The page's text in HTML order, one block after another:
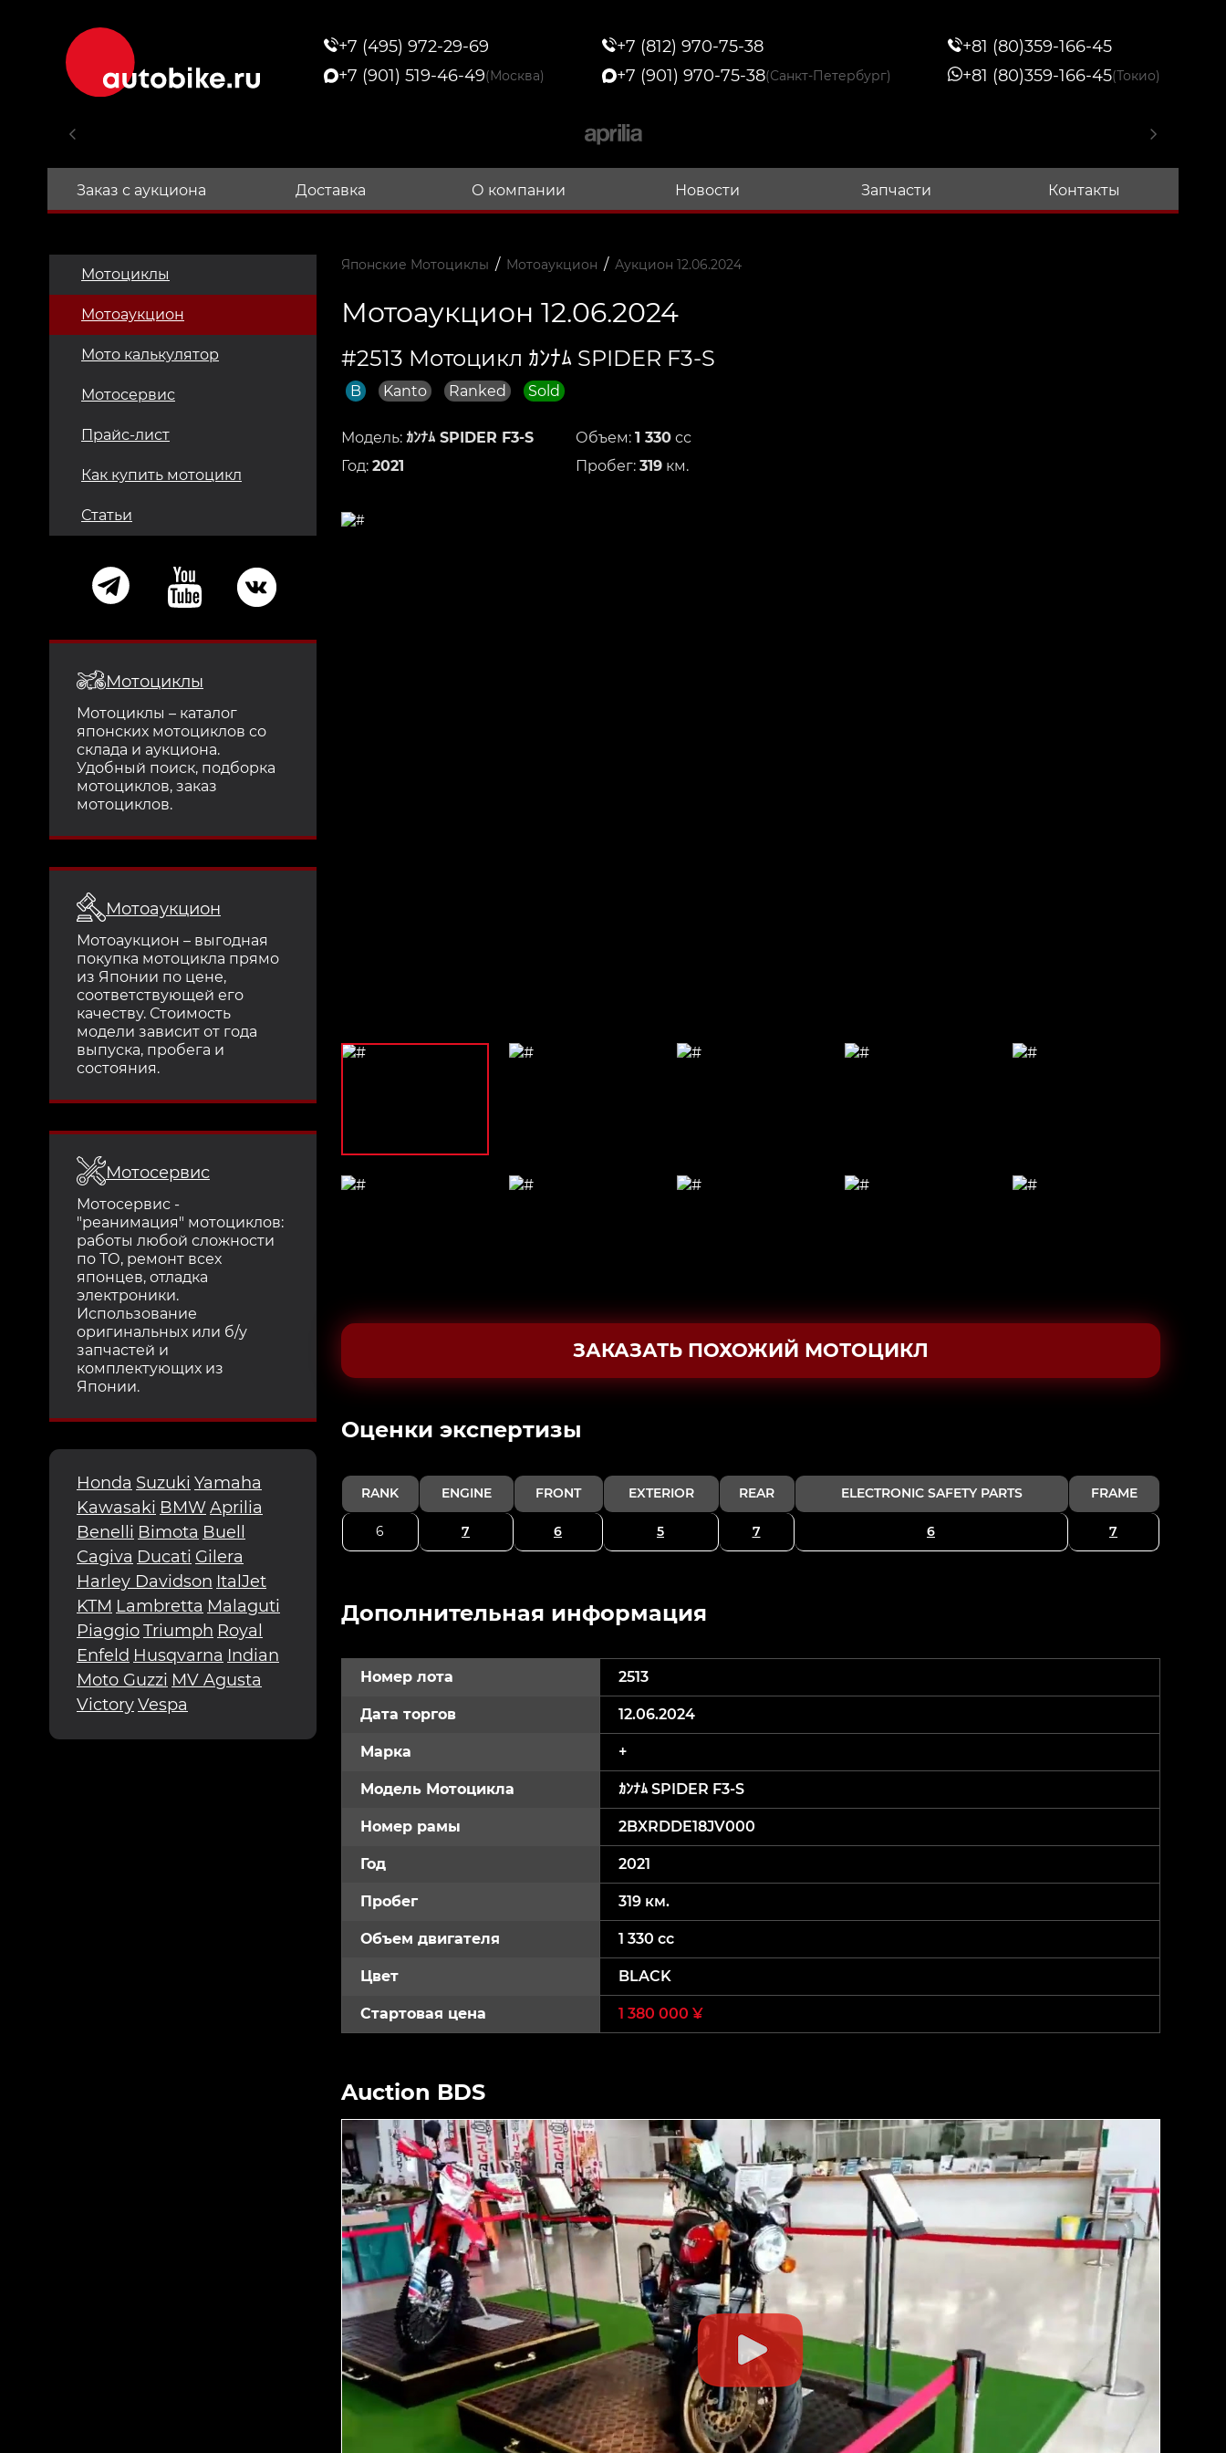
+7 (495) 972-29-69
+7 (901) 519-46-49(Москва)
+7 (812) 970-75-38
+7 (901) 970-75-38(Санкт-Петербург)
+81 (80)359-166-45
+81 (80)359-166-45(Токио)
Заказ с аукциона Доставка О компании Новости Запчасти Контакты
Мотоциклы
Мотоаукцион
Мото калькулятор
Мотосервис
Прайс-лист
Как купить мотоцикл
Статьи
Мотоциклы
Мотоциклы – каталог
японских мотоциклов со
склада и аукциона.
Удобный поиск, подборка
мотоциклов, заказ
мотоциклов.
Мотоаукцион
Мотоаукцион – выгодная
покупка мотоцикла прямо
из Японии по цене,
соответствующей его
качеству. Стоимость
модели зависит от года
выпуска, пробега и
состояния.
Мотосервис
Мотосервис -
"реанимация" мотоциклов:
работы любой сложности
по ТО, ремонт всех
японцев, отладка
электроники.
Использование
оригинальных или б/у
запчастей и
комплектующих из
Японии.
Honda Suzuki Yamaha
Kawasaki BMWAprilia
Benelli Bimota Buell
Cagiva Ducati Gilera
Harley Davidson ItalJet
KTM Lambretta Malaguti
PiaggioTriumph Royal
Enfeld Husqvarna Indian
Moto Guzzi MV Agusta
VictoryVespa
Японские Мотоциклы / Мотоаукцион / Аукцион 12.06.2024
Мотоаукцион 12.06.2024
#2513 Мотоцикл ｶﾝﾅﾑ SPIDER F3-S
B Kanto Ranked Sold
Модель: ｶﾝﾅﾑ SPIDER F3-S
Год: 2021
Объем: 1 330 сс
Пробег: 319 км.
ЗАКАЗАТЬ ПОХОЖИЙ МОТОЦИКЛ
Oценки экспертизы
RANK ENGINE FRONT EXTERIOR REAR ELECTRONIC SAFETY PARTS FRAME
6 7 6 5 7 6 7
Дополнительная информация
Номер лота 2513
Дата торгов 12.06.2024
Марка +
Модель Мотоцикла ｶﾝﾅﾑ SPIDER F3-S
Номер рамы 2BXRDDE18JV000
Год 2021
Пробег 319 км.
Объем двигателя 1 330 cc
Цвет BLACK
Стартовая цена 1 380 000 ¥
Auction BDS